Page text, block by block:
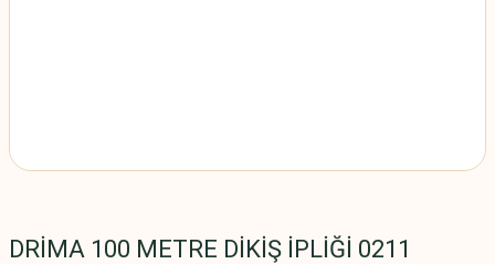
DRİMA 100 METRE DİKİŞ İPLİĞİ 0211